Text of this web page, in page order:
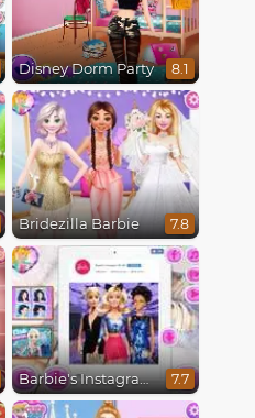
Disney Dorm Party 8.1
Bridezilla Barbie 7.8
Barbie's Instagram Life 7.7